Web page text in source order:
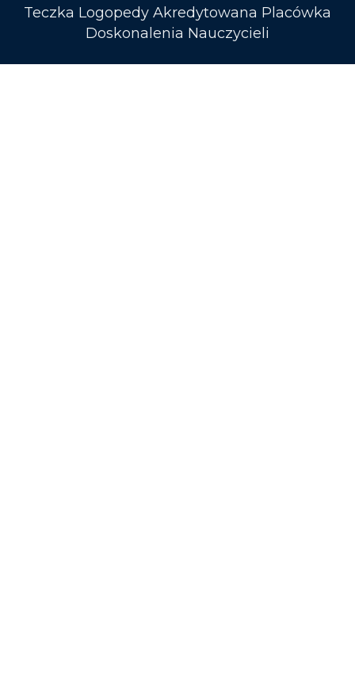
Teczka Logopedy Akredytowana Placówka
Doskonalenia Nauczycieli